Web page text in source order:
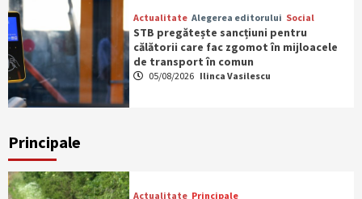
Actualitate Alegerea editorului Social
STB pregătește sancțiuni pentru
călătorii care fac zgomot în mijloacele
de transport în comun
05/08/2026 Ilinca Vasilescu
Principale
Actualitate Principale